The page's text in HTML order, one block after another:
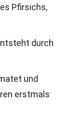
Pfirsichs,
durch
und
erstmals